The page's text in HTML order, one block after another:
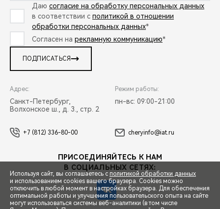
Даю согласие на обработку персональных данных
в соответствии с политикой в отношении
обработки персональных данных*
Согласен на рекламную коммуникацию*
ПОДПИСАТЬСЯ
Адрес:
Санкт-Петербург,
Волхонское ш., д. 3., стр. 2
Режим работы:
пн-вс: 09:00-21:00
+7 (812) 336-80-00 cheryinfo@iat.ru
ПРИСОЕДИНЯЙТЕСЬ К НАМ
В СОЦИАЛЬНЫХ СЕТЯХ:
Используя сайт, вы соглашаетесь с политикой обработки данных
и использованием cookies вашего браузера. Cookies можно
отключить в любой момент в настройках браузера. Для обеспечения
оптимальной работы и улучшения пользовательского опыта на сайте
могут использоваться системы веб-аналитики (в том числе